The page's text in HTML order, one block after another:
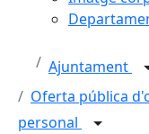
Ajuntament
Oferta pública
personal